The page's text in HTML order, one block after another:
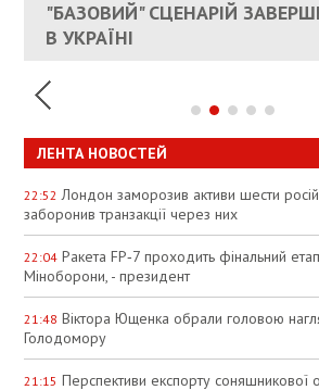
ЕС ПРЕКРАТИТЬ ВОЕННУЮ
УКРАИНЕ
"БАЗОВИЙ" СЦЕНАРІЙ
В УКРАЇНІ
АНАЛІТИКИ ЗВИНУВАТИЛИ
СПЕКУЛЯЦІЇ
ЛЕНТА НОВОСТЕЙ
22:52 Лондон заморозив активи шести
заборонив транзакції через них
22:04 Ракета FP‑7 проходить фінальний
Міноборони, - президент
21:48 Віктора Ющенка обрали головою
Голодомору
21:15 Перспективи експорту соняшникової